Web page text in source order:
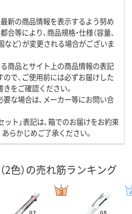
新の商品情報を表示するよう努め
等により、商品規格・仕様（容量、
など）が変更される場合がございま
商品とサイト上の商品情報の表記
で、ご使用前には必ずお届けした
をご確認ください。
な場合は、メーカー等にお問い合
ット」表記は、箱でのお届けをお約束
らかじめご了承ください。
2色）の売れ筋ランキング